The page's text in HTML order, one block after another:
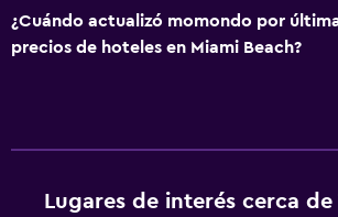
Zona de estar
Sofá
Alfombrado
¿Cuándo actualizó momondo por
precios de hoteles en Miami Beach?
Lugares de interés cerca de